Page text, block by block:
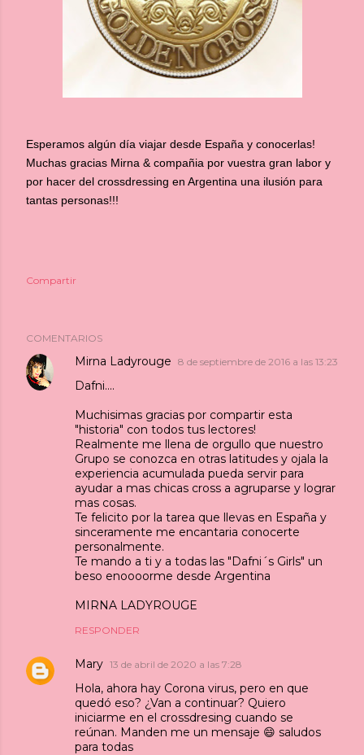
Esperamos algún día viajar desde España y conocerlas!
Muchas gracias Mirna & compañia por vuestra gran labor y
por hacer del crossdressing en Argentina una ilusión para
tantas personas!!!
Compartir
COMENTARIOS
Mirna Ladyrouge 8 de septiembre de 2016 a las 13:23
Dafni....
Muchisimas gracias por compartir esta
"historia" con todos tus lectores!
Realmente me llena de orgullo que nuestro
Grupo se conozca en otras latitudes y ojala la
experiencia acumulada pueda servir para
ayudar a mas chicas cross a agruparse y lograr
mas cosas.
Te felicito por la tarea que llevas en España y
sinceramente me encantaria conocerte
personalmente.
Te mando a ti y a todas las "Dafni´s Girls" un
beso enoooorme desde Argentina
MIRNA LADYROUGE
RESPONDER
Mary 13 de abril de 2020 a las 7:28
Hola, ahora hay Corona virus, pero en que
quedó eso? ¿Van a continuar? Quiero
iniciarme en el crossdresing cuando se
reúnan. Manden me un mensaje 😄 saludos
para todas